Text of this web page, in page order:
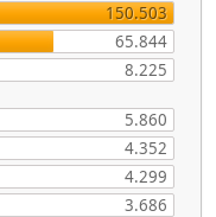
150.503
65.844
8.225
5.860
4.352
4.299
3.686